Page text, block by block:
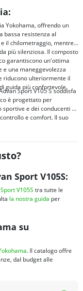
Yokohama, offrendo un
bassa resistenza al
il chilometraggio, mentre il
più silenziosa. Il composto
garantiscono un'ottima
una maneggevolezza
riducono ulteriormente il
guida più confortevole.
Sport V105 S soddisfa
è progettato per
e dei conducenti di
e comfort. Il suo
prestazioni e sicurezza
Sport V105S:
V105S tra tutte le
la nostra guida per
su
. Il catalogo offre
dal budget alle